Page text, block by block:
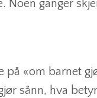
Noen ganger
på «om barnet
sånn, hva